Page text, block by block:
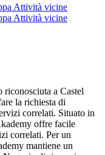
Attività vicine
Attività vicine
a Castel
la richiesta di
correlati. Situato in
offre facile
correlati. Per un
mantiene un